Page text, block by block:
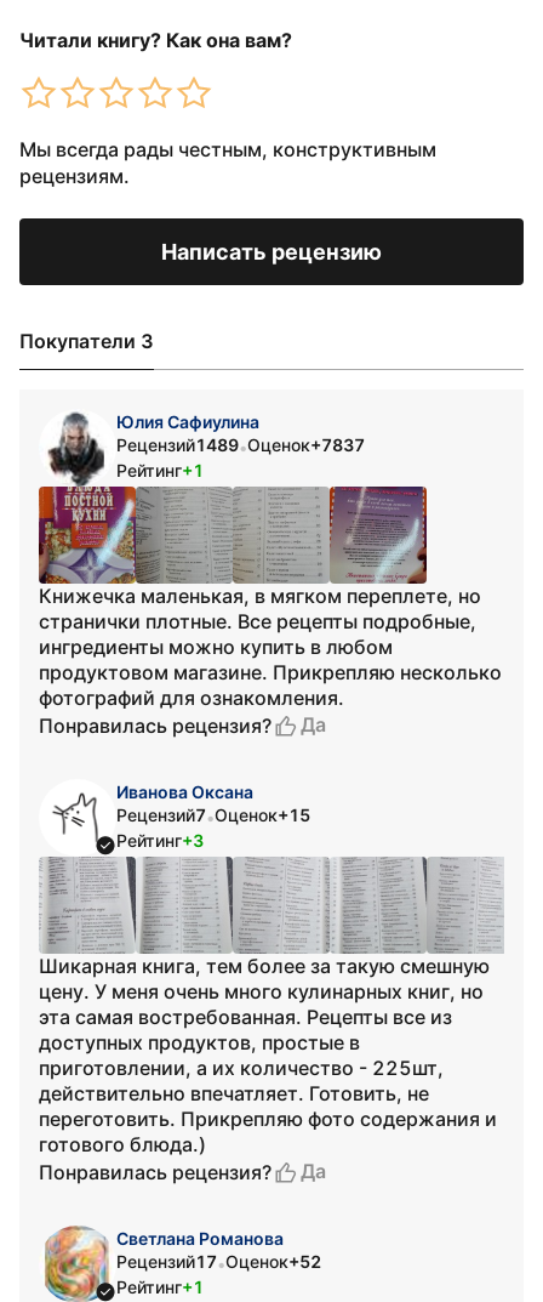
Читали книгу? Как она вам?
Мы всегда рады честным, конструктивным
рецензиям.
Написать рецензию
Покупатели 3
Юлия Сафиулина
Рецензий1489•Оценок+7837
Рейтинг+1
Книжечка маленькая, в мягком переплете, но
странички плотные. Все рецепты подробные,
ингредиенты можно купить в любом
продуктовом магазине. Прикрепляю несколько
фотографий для ознакомления.
Понравилась рецензия?
Да
Иванова Оксана
Рецензий7•Оценок+15
Рейтинг+3
Шикарная книга, тем более за такую смешную
цену. У меня очень много кулинарных книг, но
эта самая востребованная. Рецепты все из
доступных продуктов, простые в
приготовлении, а их количество - 225шт,
действительно впечатляет. Готовить, не
переготовить. Прикрепляю фото содержания и
готового блюда.)
Понравилась рецензия?
Да
Светлана Романова
Рецензий17•Оценок+52
Рейтинг+1